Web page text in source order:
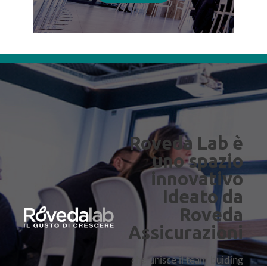
Roveda Lab è
uno spazio
innovativo
Ideato da
Roveda
Assicurazioni
che unisce il team buiding